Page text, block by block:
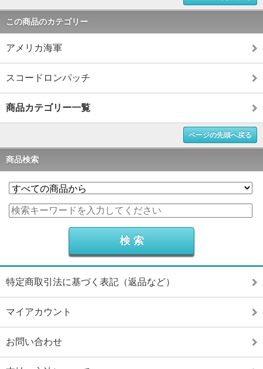
この商品のカテゴリー
アメリカ海軍
スコードロンパッチ
商品カテゴリー一覧
ページの先頭へ戻る
商品検索
特定商取引法に基づく表記（返品など）
マイアカウント
お問い合わせ